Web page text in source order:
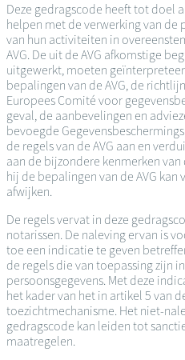
Deze gedragscode heeft tot doel
helpen met de verwerking van de
van hun activiteiten in
AVG. De uit de AVG afkomstige
uitgewerkt, moeten
bepalingen van de AVG, de
Europees Comité voor
geval, de aanbevelingen en
bevoegde
de regels van de AVG aan en
aan de bijzondere kenmerken
hij de bepalingen van de AVG kan
afwijken.
De regels vervat in deze
notarissen. De naleving ervan is
toe een indicatie te geven
de regels die van toepassing zijn
persoonsgegevens. Met deze
het kader van het in artikel 5 van
toezichtmechanisme. Het niet-
gedragscode kan leiden tot
maatregelen.